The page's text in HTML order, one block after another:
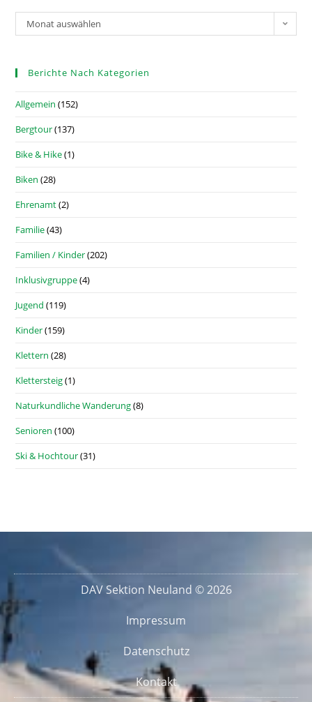
Monat auswählen
Berichte Nach Kategorien
Allgemein (152)
Bergtour(137)
Bike & Hike(1)
Biken (28)
Ehrenamt(2)
Familie(43)
Familien / Kinder(202)
Inklusivgruppe(4)
Jugend (119)
Kinder(159)
Klettern (28)
Klettersteig(1)
Naturkundliche Wanderung(8)
Senioren (100)
Ski & Hochtour(31)
DAV Sektion Neuland © 2026
Impressum
Datenschutz
Kontakt